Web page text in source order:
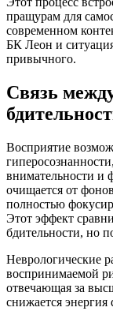
пращурам для
современном
БК Леон и
привычного.
Связь
Восприятие
внимательности и
очищается от
полностью
Этот эффект
бдительности, но
Неврологические
воспринимаемой
отвечающая за
снижается